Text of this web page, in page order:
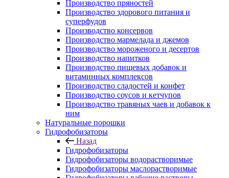
Производство пряностей
Производство здорового питания и
суперфудов
Производство консервов
Производство мармелада и джемов
Производство мороженого и десертов
Производство напитков
Производство пищевых добавок и
витаминных комплексов
Производство сладостей и конфет
Производство соусов и кетчупов
Производство травяных чаев и добавок к
ним
Натуральные порошки
Гидрофобизаторы
Назад
Гидрофобизаторы
Гидрофобизаторы водорастворимые
Гидрофобизаторы маслорастворимые